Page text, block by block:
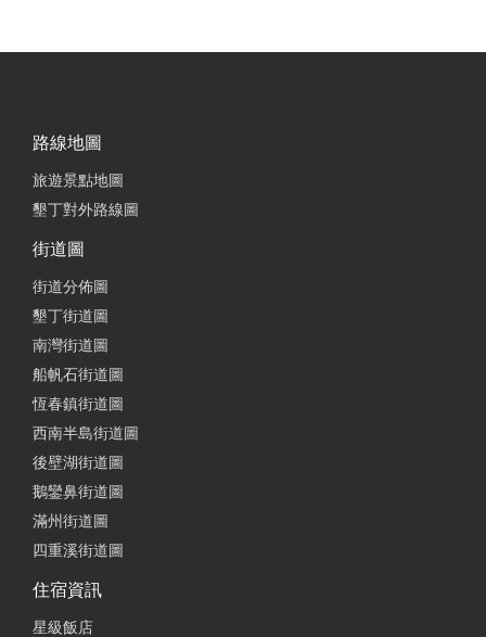
路線地圖
旅遊景點地圖
墾丁對外路線圖
街道圖
街道分佈圖
墾丁街道圖
南灣街道圖
船帆石街道圖
恆春鎮街道圖
西南半島街道圖
後壁湖街道圖
鵝鑾鼻街道圖
滿州街道圖
四重溪街道圖
住宿資訊
星級飯店